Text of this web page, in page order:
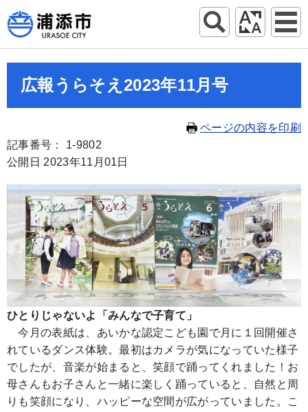
広報うらそえ2023年11月号
ページの内容を印刷
記事番号： 1-9802
公開日 2023年11月01日
ひとりじゃないよ「みんなで子育て」
今月の表紙は、あいかな認定こども園で月に１回開催さ
れているダンス体験。最初はカメラが気になっていた様子
でしたが、音楽が始まると、笑顔で踊ってくれました！お
母さんもお子さんと一緒に楽しく踊っていると、自然と周
りも笑顔になり、ハッピーな空間が広がっていました。こ